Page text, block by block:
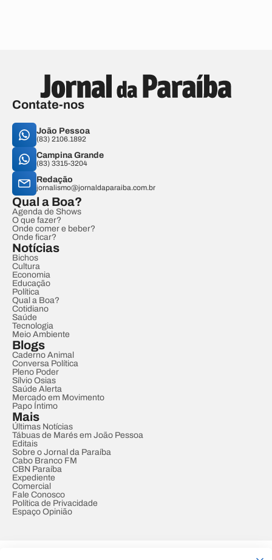
Contate-nos
João Pessoa
(83) 2106.1892
Campina Grande
(83) 3315-3204
Redação
jornalismo@jornaldaparaiba.com.br
Qual a Boa?
Agenda de Shows
O que fazer?
Onde comer e beber?
Onde ficar?
Notícias
Bichos
Cultura
Economia
Educação
Política
Qual a Boa?
Cotidiano
Saúde
Tecnologia
Meio Ambiente
Blogs
Caderno Animal
Conversa Política
Pleno Poder
Sílvio Osias
Saúde Alerta
Mercado em Movimento
Papo Íntimo
Mais
Últimas Notícias
Tábuas de Marés em João Pessoa
Editais
Sobre o Jornal da Paraíba
Cabo Branco FM
CBN Paraíba
Expediente
Comercial
Fale Conosco
Política de Privacidade
Espaço Opinião